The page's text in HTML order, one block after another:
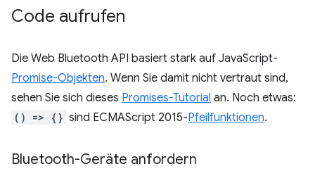
Code aufrufen
Die Web Bluetooth API basiert stark auf JavaScript-
Promise-Objekten. Wenn Sie damit nicht vertraut sind,
sehen Sie sich dieses Promises-Tutorial an. Noch etwas:
() => {} sind ECMAScript 2015-Pfeilfunktionen.
Bluetooth-Geräte anfordern